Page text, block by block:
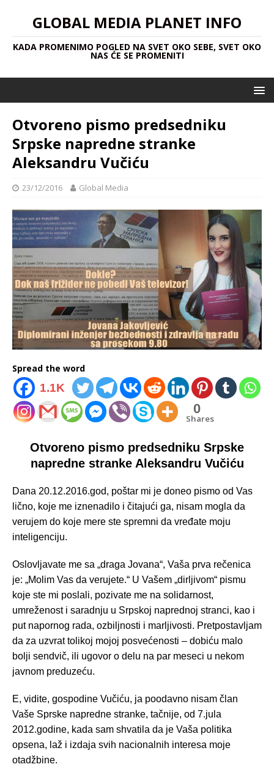
GLOBAL MEDIA PLANET INFO
KADA PROMENIMO POGLED NA SVET OKO SEBE, SVET OKO
NAS ĆE SE PROMENITI
Otvoreno pismo predsedniku
Srpske napredne stranke
Aleksandru Vučiću
23/12/2016 Global Media
Spread the word
1.1K
0
Shares
Otvoreno pismo predsedniku Srpske
napredne stranke Aleksandru Vučiću
Dana 20.12.2016.god, poštar mi je doneo pismo od Vas
lično, koje me iznenadilo i čitajući ga, nisam mogla da
verujem do koje mere ste spremni da vređate moju
inteligenciju.
Oslovljavate me sa „draga Jovana“, Vaša prva rečenica
je: „Molim Vas da verujete.“ U Vašem „dirljivom“ pismu
koje ste mi poslali, pozivate me na solidarnost,
umreženost i saradnju u Srpskoj naprednoj stranci, kao i
put napornog rada, ozbiljnosti i marljivosti. Pretpostavljam
da za uzvrat tolikoj mojoj posvećenosti – dobiću malo
bolji sendvič, ili ugovor o delu na par meseci u nekom
javnom preduzeću.
E, vidite, gospodine Vučiću, ja poodavno nisam član
Vaše Sprske napredne stranke, tačnije, od 7.jula
2012.godine, kada sam shvatila da je Vaša politika
opsena, laž i izdaja svih nacionalnih interesa moje
otadžbine.